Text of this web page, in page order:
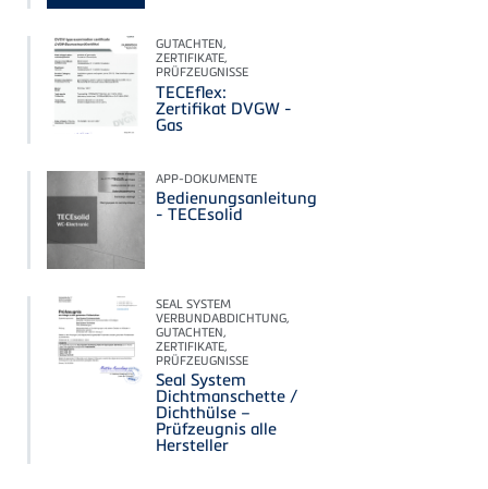
GUTACHTEN,
ZERTIFIKATE,
PRÜFZEUGNISSE
TECEflex:
Zertifikat DVGW -
Gas
APP-DOKUMENTE
Bedienungsanleitung
- TECEsolid
SEAL SYSTEM
VERBUNDABDICHTUNG,
GUTACHTEN,
ZERTIFIKATE,
PRÜFZEUGNISSE
Seal System
Dichtmanschette /
Dichthülse –
Prüfzeugnis alle
Hersteller